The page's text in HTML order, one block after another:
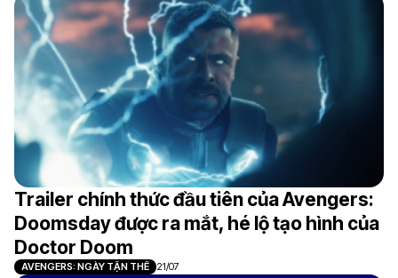
Trailer chính thức đầu tiên của Avengers:
Doomsday được ra mắt, hé lộ tạo hình của
Doctor Doom
AVENGERS: NGÀY TẬN THẾ 21/07